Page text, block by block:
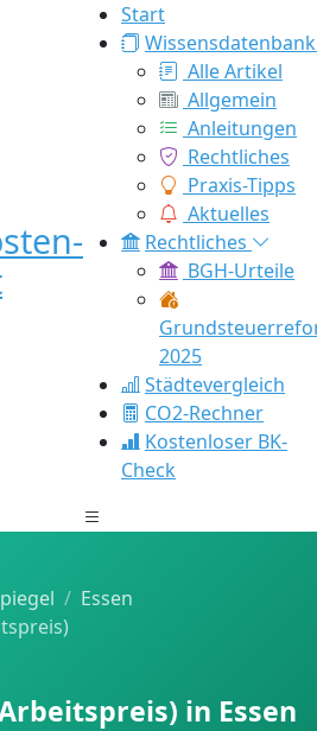
Start
Wissensdatenbank
Alle Artikel
Allgemein
Anleitungen
Rechtliches
Praxis-Tipps
Aktuelles
Rechtliches
BGH-Urteile
2025
Städtevergleich
CO2-Rechner
Kostenloser BK-
Check
Essen
in Essen